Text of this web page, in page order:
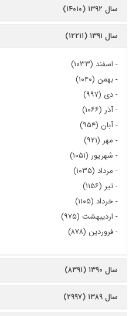
سال ۱۳۹۲ (۱۴۰۱۰)
سال ۱۳۹۱ (۱۲۲۱۱)
- اسفند (۱۰۳۳)
-بهمن (۱۰۴۰)
-دی (۹۹۷)
-آذر (۱۰۶۶)
-آبان (۹۵۴)
- مهر (۹۲۱)
- شهریور (۱۰۵۱)
- مرداد (۱۰۳۵)
-تیر (۱۱۵۶)
-خرداد (۱۱۰۵)
- اردیبهشت (۹۷۵)
-فروردین (۸۷۸)
سال ۱۳۹۰ (۸۳۹۱)
سال ۱۳۸۹ (۲۹۹۷)